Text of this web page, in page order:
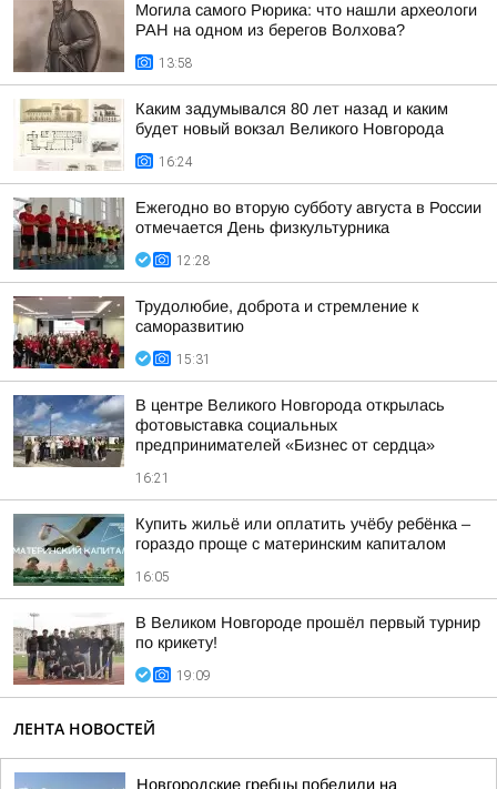
Могила самого Рюрика: что нашли археологи
РАН на одном из берегов Волхова?
13:58
Каким задумывался 80 лет назад и каким
будет новый вокзал Великого Новгорода
16:24
Ежегодно во вторую субботу августа в России
отмечается День физкультурника
12:28
Трудолюбие, доброта и стремление к
саморазвитию
15:31
В центре Великого Новгорода открылась
фотовыставка социальных
предпринимателей «Бизнес от сердца»
16:21
Купить жильё или оплатить учёбу ребёнка –
гораздо проще с материнским капиталом
16:05
В Великом Новгороде прошёл первый турнир
по крикету!
19:09
ЛЕНТА НОВОСТЕЙ
Новгородские гребцы победили на